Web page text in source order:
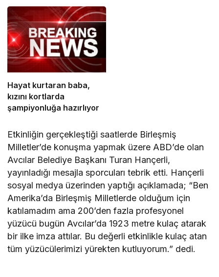
Hayat kurtaran baba,
kızını kortlarda
şampiyonluğa hazırlıyor
Etkinliğin gerçekleştiği saatlerde Birleşmiş
Milletler’de konuşma yapmak üzere ABD’de olan
Avcılar Belediye Başkanı Turan Hançerli,
yayınladığı mesajla sporcuları tebrik etti. Hançerli
sosyal medya üzerinden yaptığı açıklamada; “Ben
Amerika’da Birleşmiş Milletlerde olduğum için
katılamadım ama 200’den fazla profesyonel
yüzücü bugün Avcılar’da 1923 metre kulaç atarak
bir ilke imza attılar. Bu değerli etkinlikle kulaç atan
tüm yüzücülerimizi yürekten kutluyorum.” dedi.